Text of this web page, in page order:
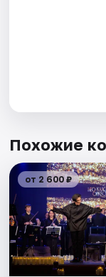
Похожие
от 2 600 ₽